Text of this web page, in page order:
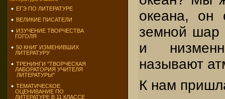
ЕГЭ ПО ЛИТЕРАТУРЕ
ВЕЛИКИЕ ПИСАТЕЛИ
ИЗУЧЕНИЕ ТВОРЧЕСТВА
ГОГОЛЯ
50 КНИГ ИЗМЕНИВШИХ
ЛИТЕРАТУРУ
ТРЕНИНГИ "ТВОРЧЕСКАЯ
ЛАБОРАТОРИЯ УЧИТЕЛЯ
ЛИТЕРАТУРЫ"
ТЕМАТИЧЕСКОЕ
ОЦЕНИВАНИЕ ПО
ЛИТЕРАТУРЕ В 11 КЛАССЕ
океана, он
земной шар
и
называют
К нам